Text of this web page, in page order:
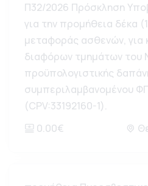
Π32/2026 Πρόσκληση
για την προμήθεια δέκα
μεταφοράς ασθενών, για
διαφόρων τμημάτων του
προϋπολογιστικής
συμπεριλαμβανομένου
(CPV:33192160-1).
0.00€